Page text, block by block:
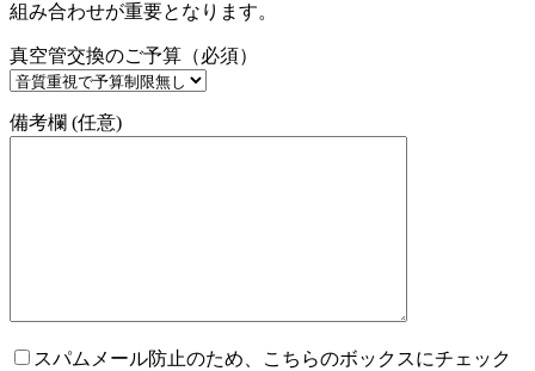
組み合わせが重要となります。
真空管交換のご予算（必須）
備考欄 (任意)
スパムメール防止のため、こちらのボックスにチェック